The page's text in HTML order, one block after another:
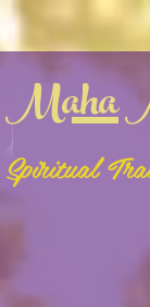
Spiritual
Maha